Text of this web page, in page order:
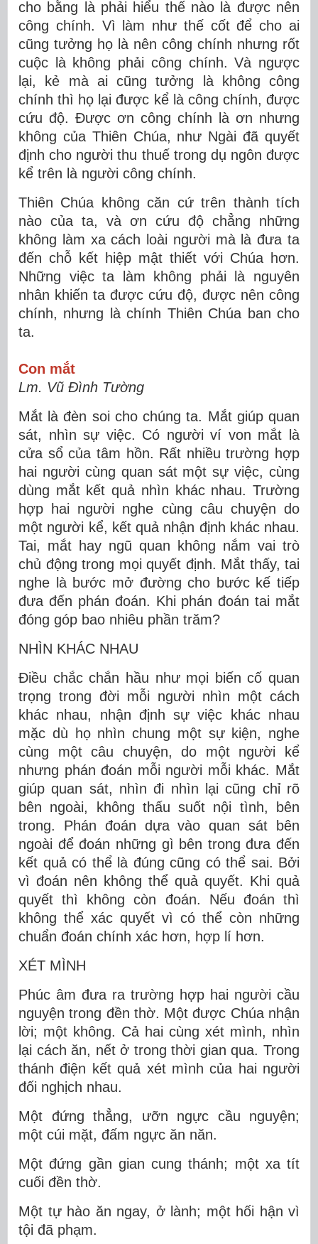
cho bằng là phải hiểu thế nào là được nên
công chính. Vì làm như thế cốt để cho ai
cũng tưởng họ là nên công chính nhưng rốt
cuộc là không phải công chính. Và ngược
lại, kẻ mà ai cũng tưởng là không công
chính thì họ lại được kể là công chính, được
cứu độ. Được ơn công chính là ơn nhưng
không của Thiên Chúa, như Ngài đã quyết
định cho người thu thuế trong dụ ngôn được
kể trên là người công chính.
Thiên Chúa không căn cứ trên thành tích
nào của ta, và ơn cứu độ chẳng những
không làm xa cách loài người mà là đưa ta
đến chỗ kết hiệp mật thiết với Chúa hơn.
Những việc ta làm không phải là nguyên
nhân khiến ta được cứu độ, được nên công
chính, nhưng là chính Thiên Chúa ban cho
ta.
Con mắt
Lm. Vũ Đình Tường
Mắt là đèn soi cho chúng ta. Mắt giúp quan
sát, nhìn sự việc. Có người ví von mắt là
cửa sổ của tâm hồn. Rất nhiều trường hợp
hai người cùng quan sát một sự việc, cùng
dùng mắt kết quả nhìn khác nhau. Trường
hợp hai người nghe cùng câu chuyện do
một người kể, kết quả nhận định khác nhau.
Tai, mắt hay ngũ quan không nắm vai trò
chủ động trong mọi quyết định. Mắt thấy, tai
nghe là bước mở đường cho bước kế tiếp
đưa đến phán đoán. Khi phán đoán tai mắt
đóng góp bao nhiêu phần trăm?
NHÌN KHÁC NHAU
Điều chắc chắn hầu như mọi biến cố quan
trọng trong đời mỗi người nhìn một cách
khác nhau, nhận định sự việc khác nhau
mặc dù họ nhìn chung một sự kiện, nghe
cùng một câu chuyện, do một người kể
nhưng phán đoán mỗi người mỗi khác. Mắt
giúp quan sát, nhìn đi nhìn lại cũng chỉ rõ
bên ngoài, không thấu suốt nội tình, bên
trong. Phán đoán dựa vào quan sát bên
ngoài để đoán những gì bên trong đưa đến
kết quả có thể là đúng cũng có thể sai. Bởi
vì đoán nên không thể quả quyết. Khi quả
quyết thì không còn đoán. Nếu đoán thì
không thể xác quyết vì có thể còn những
chuẩn đoán chính xác hơn, hợp lí hơn.
XÉT MÌNH
Phúc âm đưa ra trường hợp hai người cầu
nguyện trong đền thờ. Một được Chúa nhận
lời; một không. Cả hai cùng xét mình, nhìn
lại cách ăn, nết ở trong thời gian qua. Trong
thánh điện kết quả xét mình của hai người
đối nghịch nhau.
Một đứng thẳng, ưỡn ngực cầu nguyện;
một cúi mặt, đấm ngực ăn năn.
Một đứng gần gian cung thánh; một xa tít
cuối đền thờ.
Một tự hào ăn ngay, ở lành; một hối hận vì
tội đã phạm.